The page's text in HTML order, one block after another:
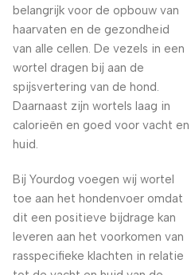
belangrijk voor de opbouw van
haarvaten en de gezondheid
van alle cellen. De vezels in een
wortel dragen bij aan de
spijsvertering van de hond.
Daarnaast zijn wortels laag in
calorieën en goed voor vacht en
huid.
Bij Yourdog voegen wij wortel
toe aan het hondenvoer omdat
dit een positieve bijdrage kan
leveren aan het voorkomen van
rasspecifieke klachten in relatie